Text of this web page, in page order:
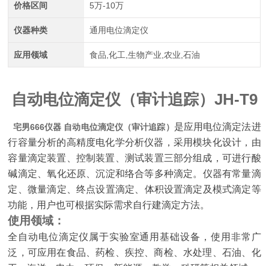
价格区间 5万-10万
仪器种类 通用电位滴定仪
应用领域 食品,化工,生物产业,农业,石油
自动电位滴定仪（审计追踪） JH-T9
宅男666仪器 自动电位滴定仪（审计追踪） 是应用电位滴定法进
行容量分析的高精度电化学分析仪器，采用模块化设计，由
容量滴定装置、控制装置、测试装置三部分组成，可进行酸
碱滴定、氧化还原、沉淀和络合等多种滴定。仪器有常量滴
定、微量滴定、终点设置滴定、体积设置滴定及模式滴定等
功能，用户也可根据实际需求自行建滴定方法。
使用领域：
全自动电位滴定仪属于实验室通用基础设备，使用非常广
泛，可应用在食品、药检、疾控、商检、水处理、石油、化